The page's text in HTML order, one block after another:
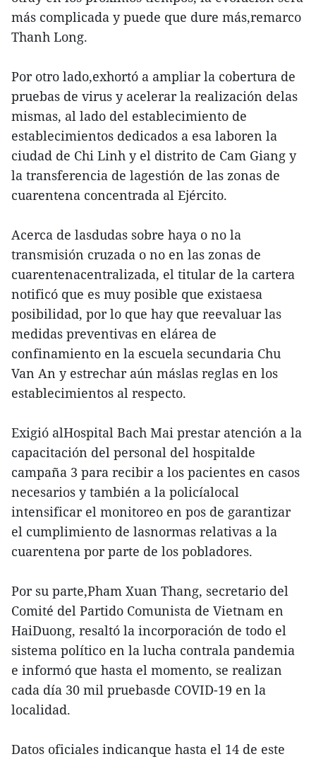
más complicada y puede que dure más,remarco
Thanh Long.
Por otro lado,exhortó a ampliar la cobertura de
pruebas de virus y acelerar la realización delas
mismas, al lado del establecimiento de
establecimientos dedicados a esa laboren la
ciudad de Chi Linh y el distrito de Cam Giang y
la transferencia de lagestión de las zonas de
cuarentena concentrada al Ejército.
Acerca de lasdudas sobre haya o no la
transmisión cruzada o no en las zonas de
cuarentenacentralizada, el titular de la cartera
notificó que es muy posible que existaesa
posibilidad, por lo que hay que reevaluar las
medidas preventivas en elárea de
confinamiento en la escuela secundaria Chu
Van An y estrechar aún máslas reglas en los
establecimientos al respecto.
Exigió alHospital Bach Mai prestar atención a la
capacitación del personal del hospitalde
campaña 3 para recibir a los pacientes en casos
necesarios y también a la policíalocal
intensificar el monitoreo en pos de garantizar
el cumplimiento de lasnormas relativas a la
cuarentena por parte de los pobladores.
Por su parte,Pham Xuan Thang, secretario del
Comité del Partido Comunista de Vietnam en
HaiDuong, resaltó la incorporación de todo el
sistema político en la lucha contrala pandemia
e informó que hasta el momento, se realizan
cada día 30 mil pruebasde COVID-19 en la
localidad.
Datos oficiales indicanque hasta el 14 de este